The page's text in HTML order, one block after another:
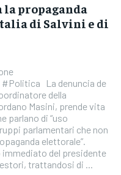
la propaganda
di Salvini e di
La denuncia de
della
Masini, prende vita
parlano di “uso
parlamentari che non
elettorale”.
del presidente
trattandosi di ...